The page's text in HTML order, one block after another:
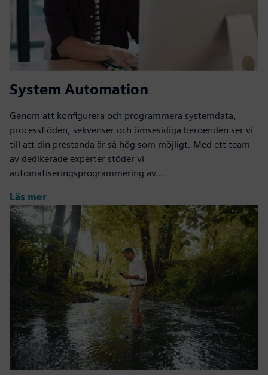
System Automation
Genom att konfigurera och programmera systemdata,
processflöden, sekvenser och ömsesidiga beroenden ser vi
till att din prestanda är så hög som möjligt. Med ett team
av dedikerade experter stöder vi
automatiseringsprogrammering av...
Läs mer